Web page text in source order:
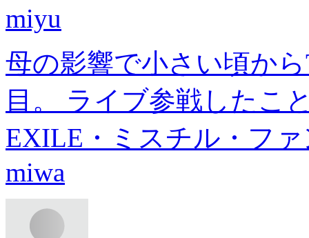
miyu
母の影響で小さい頃か
目。 ライブ参戦したこ
EXILE・ミスチル・フ
miwa